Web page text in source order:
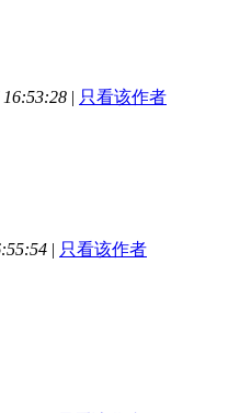
| 只看该作者
| 只看该作者